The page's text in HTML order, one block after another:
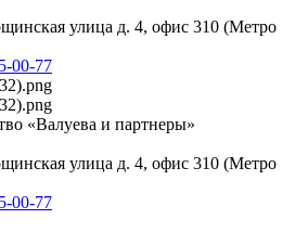
улица д. 4, офис 310 (Метро
00-77
«Валуева и партнеры»
улица д. 4, офис 310 (Метро
00-77